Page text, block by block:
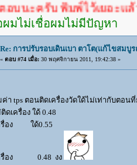
พิมพ์ไว้เยอะแล้ว หาอ่าน
ผมไม่เชื่อผมไม่มีปัญหา
Re: การปรับรอบเดินเบา ตาโต(แก้ไขสม
« ตอบ #74 เมื่อ:30 พฤศจิกายน 2011, 19:42:38 »
า tps ตอนติดเครื่องวัดใด้ไม่เท่ากับตอน
ดเครื่อง ใด้ 0.48
รื่อง ใด้0.55
รื่อง 0.48 งง